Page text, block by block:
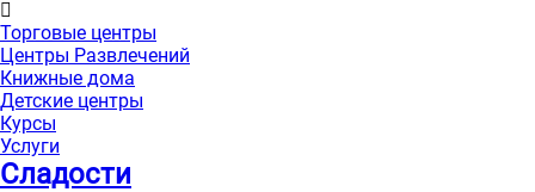
Торговые центры
Центры Развлечений
Книжные дома
Детские центры
Курсы
Услуги
Сладости